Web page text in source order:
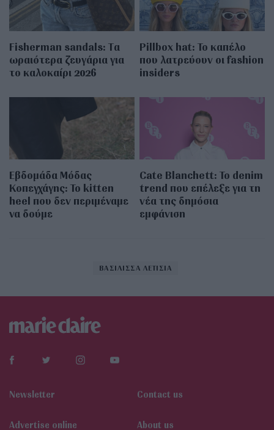
Fisherman sandals: Tα
ωραιότερα ζευγάρια για
το καλοκαίρι 2026
Pillbox hat: Το καπέλο
που λατρεύουν οι fashion
insiders
Εβδομάδα Μόδας
Κοπεγχάγης: Το kitten
heel που δεν περιμέναμε
να δούμε
Cate Blanchett: Το denim
trend που επέλεξε για τη
νέα της δημόσια
εμφάνιση
ΒΑΣΙΛΙΣΣΑ ΛΕΤΙΣΙΑ
Newsletter Contact us
Αdvertise online About us